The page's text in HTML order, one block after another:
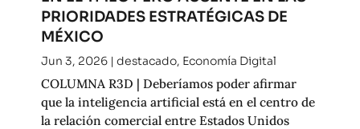
PRIORIDADES ESTRATÉGICAS DE
MÉXICO
Jun 3, 2026| destacado, Economía Digital
COLUMNA R3D | Deberíamos poder afirmar
que la inteligencia artificial está en el centro de
la relación comercial entre Estados Unidos